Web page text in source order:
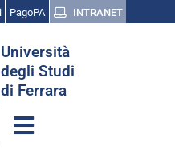
PagoPA INTRANET
Università
degli Studi
di Ferrara